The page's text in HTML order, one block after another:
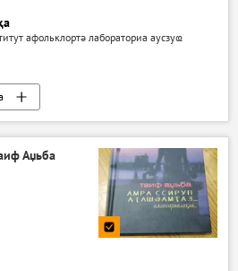
афольклортә лабораториа аусзуҩ
Аџьба